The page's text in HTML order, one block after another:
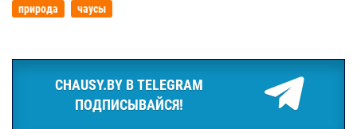
природа чаусы
CHAUSY.BY В TELEGRAM
ПОДПИСЫВАЙСЯ!